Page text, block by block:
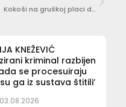
Kokoši na gruškoj placi dočekale Hajdaša Dončića i Benčić, Franković uputio novi poziv na sučeljavanje
KNEŽEVIĆ
kriminal razbijen
se procesuiraju
ga iz sustava štitili’